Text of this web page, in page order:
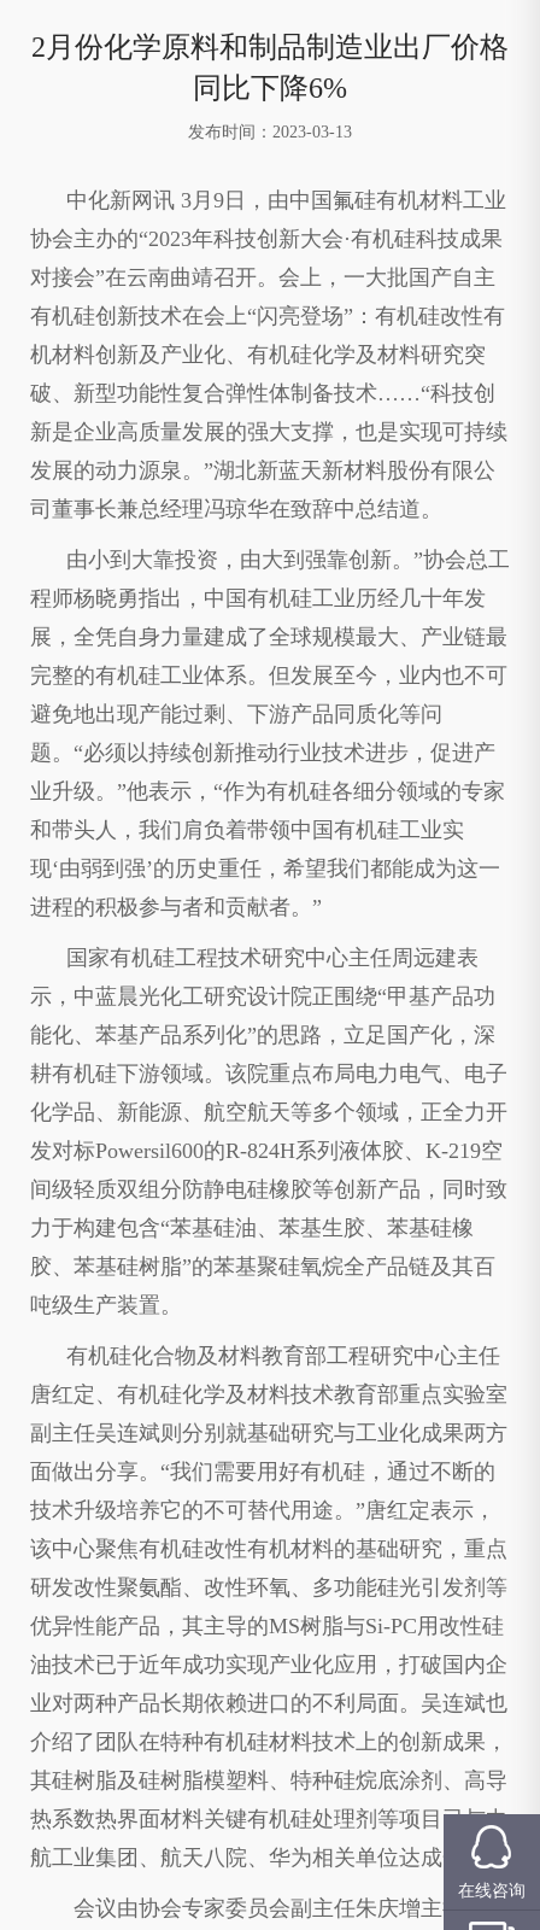
2月份化学原料和制品制造业出厂价格
同比下降6%
发布时间：2023-03-13
中化新网讯 3月9日，由中国氟硅有机材料工业
协会主办的“2023年科技创新大会·有机硅科技成果
对接会”在云南曲靖召开。会上，一大批国产自主
有机硅创新技术在会上“闪亮登场”：有机硅改性有
机材料创新及产业化、有机硅化学及材料研究突
破、新型功能性复合弹性体制备技术……“科技创
新是企业高质量发展的强大支撑，也是实现可持续
发展的动力源泉。”湖北新蓝天新材料股份有限公
司董事长兼总经理冯琼华在致辞中总结道。
由小到大靠投资，由大到强靠创新。”协会总工
程师杨晓勇指出，中国有机硅工业历经几十年发
展，全凭自身力量建成了全球规模最大、产业链最
完整的有机硅工业体系。但发展至今，业内也不可
避免地出现产能过剩、下游产品同质化等问
题。“必须以持续创新推动行业技术进步，促进产
业升级。”他表示，“作为有机硅各细分领域的专家
和带头人，我们肩负着带领中国有机硅工业实
现‘由弱到强’的历史重任，希望我们都能成为这一
进程的积极参与者和贡献者。”
国家有机硅工程技术研究中心主任周远建表
示，中蓝晨光化工研究设计院正围绕“甲基产品功
能化、苯基产品系列化”的思路，立足国产化，深
耕有机硅下游领域。该院重点布局电力电气、电子
化学品、新能源、航空航天等多个领域，正全力开
发对标Powersil600的R-824H系列液体胶、K-219空
间级轻质双组分防静电硅橡胶等创新产品，同时致
力于构建包含“苯基硅油、苯基生胶、苯基硅橡
胶、苯基硅树脂”的苯基聚硅氧烷全产品链及其百
吨级生产装置。
有机硅化合物及材料教育部工程研究中心主任
唐红定、有机硅化学及材料技术教育部重点实验室
副主任吴连斌则分别就基础研究与工业化成果两方
面做出分享。“我们需要用好有机硅，通过不断的
技术升级培养它的不可替代用途。”唐红定表示，
该中心聚焦有机硅改性有机材料的基础研究，重点
研发改性聚氨酯、改性环氧、多功能硅光引发剂等
优异性能产品，其主导的MS树脂与Si-PC用改性硅
油技术已于近年成功实现产业化应用，打破国内企
业对两种产品长期依赖进口的不利局面。吴连斌也
介绍了团队在特种有机硅材料技术上的创新成果，
其硅树脂及硅树脂模塑料、特种硅烷底涂剂、高导
热系数热界面材料关键有机硅处理剂等项目已与中
航工业集团、航天八院、华为相关单位达成合作。
会议由协会专家委员会副主任朱庆增主持。来
在线咨询